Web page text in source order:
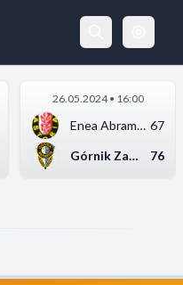
26.05.2024 • 16:00
Enea Abramczyk Astor... 67
Górnik Zamek Książ W...
76